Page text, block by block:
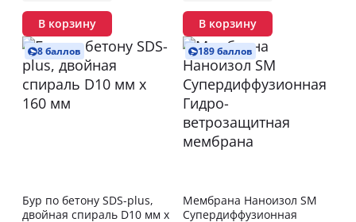
В корзину В корзину
8 баллов
Бур по бетону SDS-plus,
двойная спираль D10 мм x
189 баллов
Мембрана Наноизол SM
Супердиффузионная